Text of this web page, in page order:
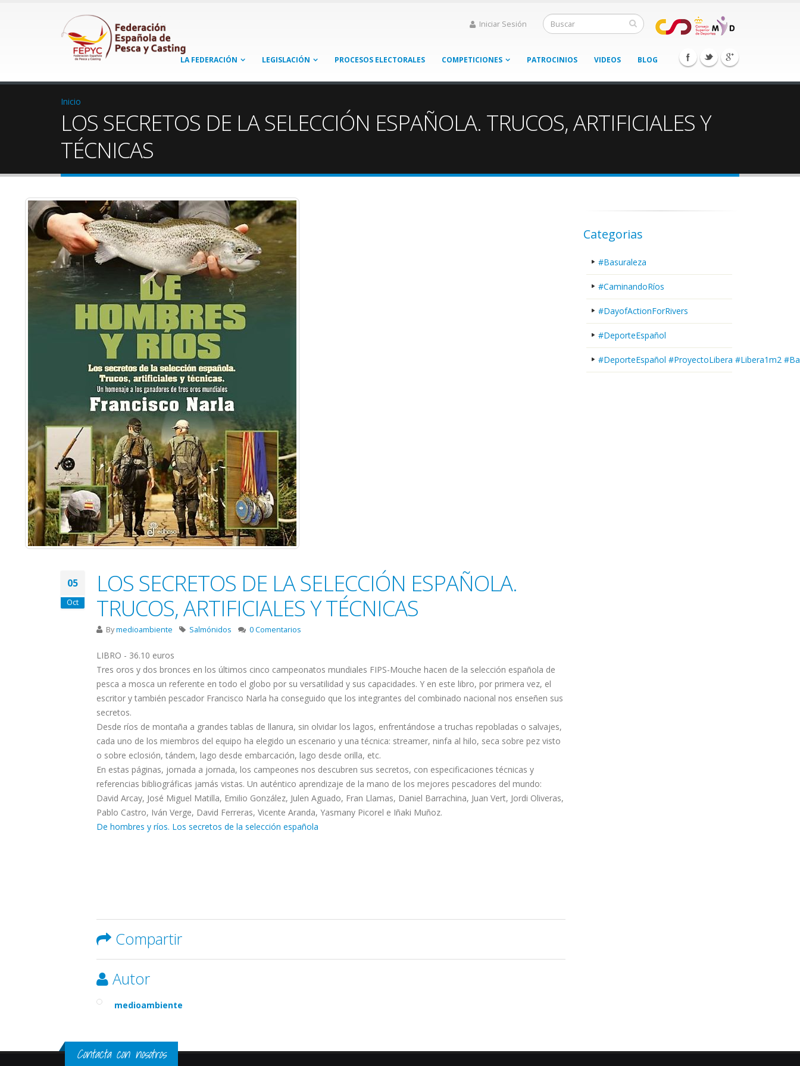
Iniciar Sesión
LA FEDERACIÓN LEGISLACIÓN PROCESOS ELECTORALES COMPETICIONES PATROCINIOS VIDEOS BLOG
Inicio
LOS SECRETOS DE LA SELECCIÓN ESPAÑOLA. TRUCOS, ARTIFICIALES Y
TÉCNICAS
05
Oct
LOS SECRETOS DE LA SELECCIÓN ESPAÑOLA.
TRUCOS, ARTIFICIALES Y TÉCNICAS
Bymedioambiente Salmónidos 0 Comentarios
LIBRO - 36.10 euros
Tres oros y dos bronces en los últimos cinco campeonatos mundiales FIPS-Mouche hacen de la selección española de
pesca a mosca un referente en todo el globo por su versatilidad y sus capacidades. Y en este libro, por primera vez, el
escritor y también pescador Francisco Narla ha conseguido que los integrantes del combinado nacional nos enseñen sus
secretos.
Desde ríos de montaña a grandes tablas de llanura, sin olvidar los lagos, enfrentándose a truchas repobladas o salvajes,
cada uno de los miembros del equipo ha elegido un escenario y una técnica: streamer, ninfa al hilo, seca sobre pez visto
o sobre eclosión, tándem, lago desde embarcación, lago desde orilla, etc.
En estas páginas, jornada a jornada, los campeones nos descubren sus secretos, con especificaciones técnicas y
referencias bibliográficas jamás vistas. Un auténtico aprendizaje de la mano de los mejores pescadores del mundo:
David Arcay, José Miguel Matilla, Emilio González, Julen Aguado, Fran Llamas, Daniel Barrachina, Juan Vert, Jordi Oliveras,
Pablo Castro, Iván Verge, David Ferreras, Vicente Aranda, Yasmany Picorel e Iñaki Muñoz.
De hombres y ríos. Los secretos de la selección española
Compartir
Autor
medioambiente
Categorias
#Basuraleza
#CaminandoRíos
#DayofActionForRivers
#DeporteEspañol
#DeporteEspañol #ProyectoLibera #Libera1m2
Contacta con nosotros